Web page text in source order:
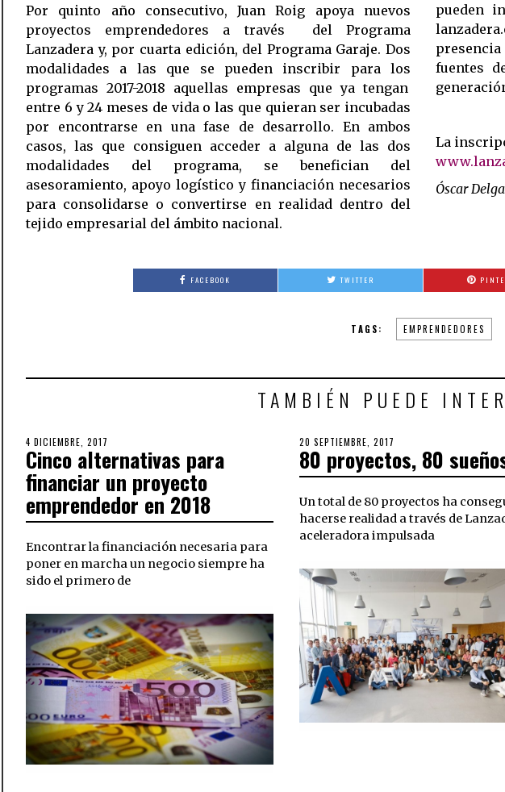
Por quinto año consecutivo, Juan Roig apoya nuevos
proyectos emprendedores a través del Programa
Lanzadera y, por cuarta edición, del Programa Garaje. Dos
modalidades a las que se pueden inscribir para los
programas 2017-2018 aquellas empresas que ya tengan
entre 6 y 24 meses de vida o las que quieran ser incubadas
por encontrarse en una fase de desarrollo. En ambos
casos, las que consiguen acceder a alguna de las dos
modalidades del programa, se benefician del
asesoramiento, apoyo logístico y financiación necesarios
para consolidarse o convertirse en realidad dentro del
tejido empresarial del ámbito nacional.
pueden
fuentes
La
Óscar
FACEBOOK TWITTER
TAGS: EMPRENDEDORES
TAMBIÉN PUEDE
POSTED
ON
4 DICIEMBRE, 2017
Cinco alternativas para
financiar un proyecto
emprendedor en 2018
Encontrar la financiación necesaria para
poner en marcha un negocio siempre ha
sido el primero de
POSTED
ON
20 SEPTIEMBRE, 2017
SEPTIEMBRE,
2018
80 proyectos, 80
Un total de 80 proyectos ha
hacerse realidad a través de
aceleradora impulsada